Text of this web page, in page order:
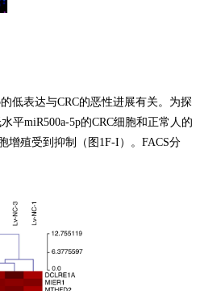
低表达与CRC的恶性进展有关。为探
平miR500a-5p的CRC细胞和正常人的
增殖受到抑制（图1F-I）。FACS分